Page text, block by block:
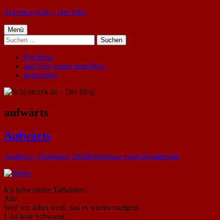
Springe
Inhalt
Schymczyk.de – Der Blog
Primäres
Menü
Menü
Suchen
nach:
Der Blog
und alles ausser dem Blog
Impressum
Schlagwort:
aufwärts
Aufwärts
Autor
AndreasVeröffentlicht
1. Dezember 2016Hinterlasse einen Kommentarzu
Ich liebe meine Talfahrten.
Alle.
Weil ich dabei weiß, das es wieder raufgeht.
Und hole Schwung ...